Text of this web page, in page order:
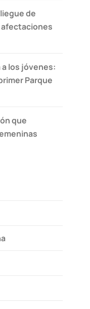
de
a los jóvenes:
Parque
que